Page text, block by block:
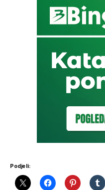
Podjeli: